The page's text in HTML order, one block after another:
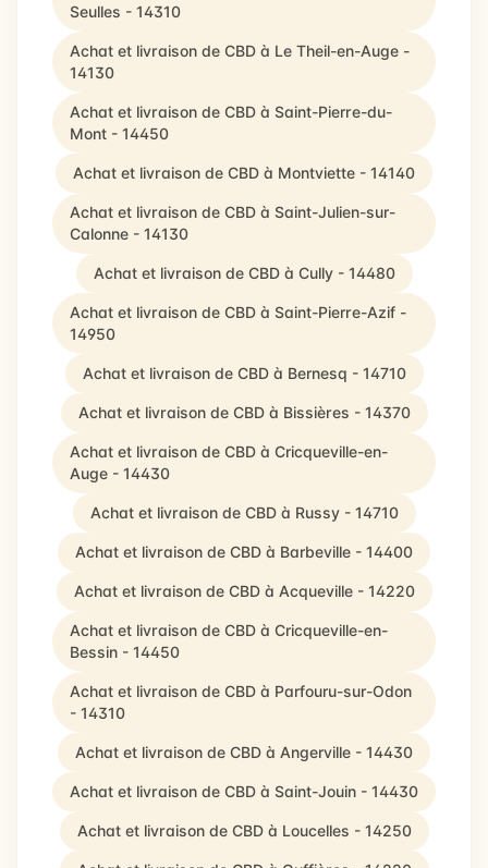
Seulles - 14310
Achat et livraison de CBD à Le Theil-en-Auge -
14130
Achat et livraison de CBD à Saint-Pierre-du-
Mont - 14450
Achat et livraison de CBD à Montviette - 14140
Achat et livraison de CBD à Saint-Julien-sur-
Calonne - 14130
Achat et livraison de CBD à Cully - 14480
Achat et livraison de CBD à Saint-Pierre-Azif -
14950
Achat et livraison de CBD à Bernesq - 14710
Achat et livraison de CBD à Bissières - 14370
Achat et livraison de CBD à Cricqueville-en-
Auge - 14430
Achat et livraison de CBD à Russy - 14710
Achat et livraison de CBD à Barbeville - 14400
Achat et livraison de CBD à Acqueville - 14220
Achat et livraison de CBD à Cricqueville-en-
Bessin - 14450
Achat et livraison de CBD à Parfouru-sur-Odon
- 14310
Achat et livraison de CBD à Angerville - 14430
Achat et livraison de CBD à Saint-Jouin - 14430
Achat et livraison de CBD à Loucelles - 14250